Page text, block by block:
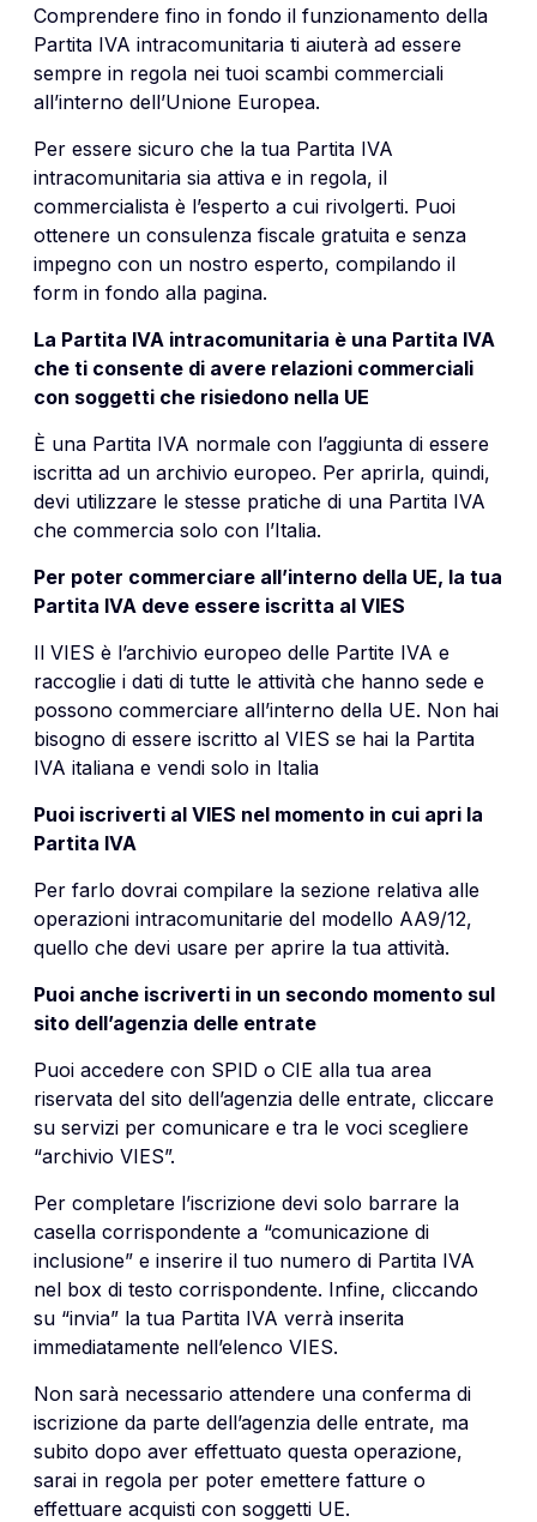
Comprendere fino in fondo il funzionamento della
Partita IVA intracomunitaria ti aiuterà ad essere
sempre in regola nei tuoi scambi commerciali
all’interno dell’Unione Europea.
Per essere sicuro che la tua Partita IVA
intracomunitaria sia attiva e in regola, il
commercialista è l’esperto a cui rivolgerti. Puoi
ottenere un consulenza fiscale gratuita e senza
impegno con un nostro esperto, compilando il
form in fondo alla pagina.
La Partita IVA intracomunitaria è una Partita IVA
che ti consente di avere relazioni commerciali
con soggetti che risiedono nella UE
È una Partita IVA normale con l’aggiunta di essere
iscritta ad un archivio europeo. Per aprirla, quindi,
devi utilizzare le stesse pratiche di una Partita IVA
che commercia solo con l’Italia.
Per poter commerciare all’interno della UE, la tua
Partita IVA deve essere iscritta al VIES
Il VIES è l’archivio europeo delle Partite IVA e
raccoglie i dati di tutte le attività che hanno sede e
possono commerciare all’interno della UE. Non hai
bisogno di essere iscritto al VIES se hai la Partita
IVA italiana e vendi solo in Italia
Puoi iscriverti al VIES nel momento in cui apri la
Partita IVA
Per farlo dovrai compilare la sezione relativa alle
operazioni intracomunitarie del modello AA9/12,
quello che devi usare per aprire la tua attività.
Puoi anche iscriverti in un secondo momento sul
sito dell’agenzia delle entrate
Puoi accedere con SPID o CIE alla tua area
riservata del sito dell’agenzia delle entrate, cliccare
su servizi per comunicare e tra le voci scegliere
“archivio VIES”.
Per completare l’iscrizione devi solo barrare la
casella corrispondente a “comunicazione di
inclusione” e inserire il tuo numero di Partita IVA
nel box di testo corrispondente. Infine, cliccando
su “invia” la tua Partita IVA verrà inserita
immediatamente nell’elenco VIES.
Non sarà necessario attendere una conferma di
iscrizione da parte dell’agenzia delle entrate, ma
subito dopo aver effettuato questa operazione,
sarai in regola per poter emettere fatture o
effettuare acquisti con soggetti UE.